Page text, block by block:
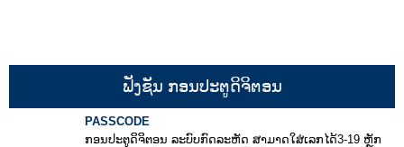
ຟັງຊັນ ກອນປະຕູດິຈິຕອນ
PASSCODE
ກອນປະຕູດິຈິຕອນ ລະບົບກົດລະຫັດ ສາມາດໃສ່ເລກໄດ້3-19 ຫຼັກ